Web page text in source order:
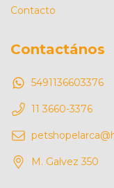
Contacto
Contactános
5491136603376
11 3660-3376
M. Galvez 350